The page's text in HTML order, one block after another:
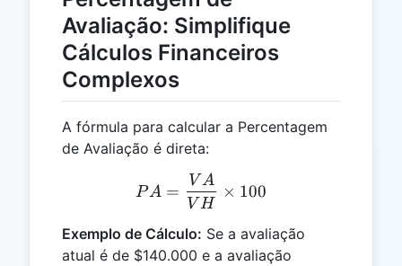
Avaliação: Simplifique
Cálculos Financeiros
Complexos
A fórmula para calcular a Percentagem
de Avaliação é direta:
PA = \frac{VA}{VH}
PA =
V H
V A
× 100
Exemplo de Cálculo: Se a avaliação
atual é de $140.000 e a avaliação